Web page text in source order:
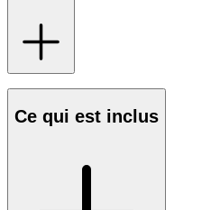
Ce qui est inclus